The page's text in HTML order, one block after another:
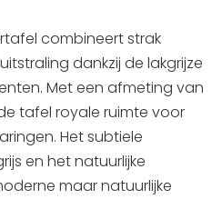
combineert strak
dankzij de lakgrijze
Met een afmeting van
tafel royale ruimte voor
Het subtiele
en het natuurlijke
maar natuurlijke